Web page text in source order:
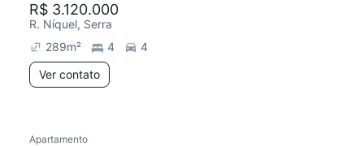
R$ 3.120.000
R. Níquel, Serra
289m² 4
4
Ver contato
Apartamento